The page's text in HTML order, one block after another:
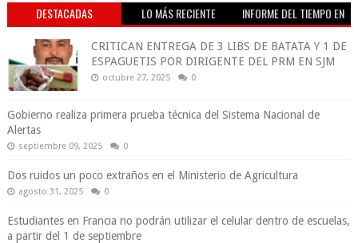
DESTACADAS LO MÁS RECIENTE
INFORME DEL TIEMPO EN
CRITICAN ENTREGA DE 3 LIBS DE BATATA Y 1 DE
ESPAGUETIS POR DIRIGENTE DEL PRM EN SJM
octubre 27, 2025 0
Gobierno realiza primera prueba técnica del Sistema Nacional de
Alertas
septiembre 09, 2025 0
Dos ruidos un poco extraños en el Ministerio de Agricultura
agosto 31, 2025 0
Estudiantes en Francia no podrán utilizar el celular dentro de escuelas,
a partir del 1 de septiembre